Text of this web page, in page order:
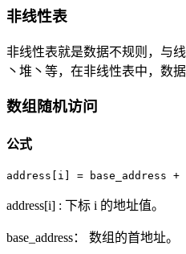
非线性表
非线性表就是数据不规则，与
丶堆丶等，在非线性表中，数
数组随机访问
公式
address[i] : 下标 i 的地址值。
base_address： 数组的首地址。